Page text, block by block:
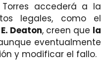
accederá a la
legales, como el
Deaton, creen que la
eventualmente
y modificar el fallo.